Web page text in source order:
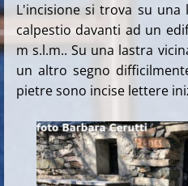
L'incisione si trova su
calpestio davanti ad un
m s.l.m.. Su una lastra
un altro segno
pietre sono incise lettere